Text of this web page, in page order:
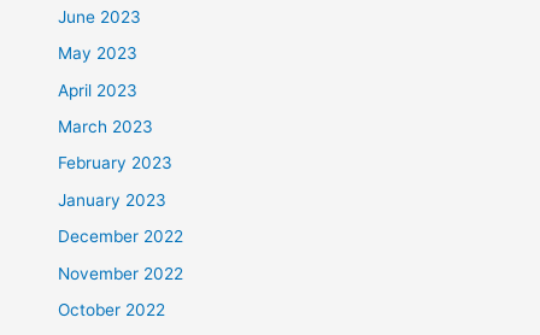
June 2023
May 2023
April 2023
March 2023
February 2023
January 2023
December 2022
November 2022
October 2022